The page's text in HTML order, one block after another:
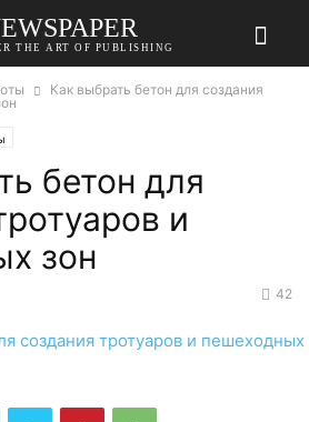
THE ART OF PUBLISHING
Как выбрать бетон для создания
бетон для
и
зон
42